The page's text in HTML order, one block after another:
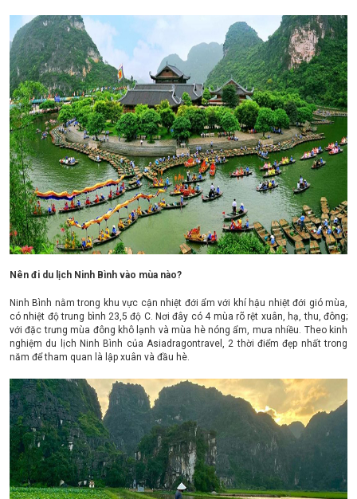
Nên đi du lịch Ninh Bình vào mùa nào?
Ninh Bình nằm trong khu vực cận nhiệt đới ẩm với khí hậu nhiệt đới gió mùa,
có nhiệt độ trung bình 23,5 độ C. Nơi đây có 4 mùa rõ rệt xuân, hạ, thu, đông;
với đặc trưng mùa đông khô lạnh và mùa hè nóng ẩm, mưa nhiều. Theo kinh
nghiệm du lịch Ninh Bình của Asiadragontravel, 2 thời điểm đẹp nhất trong
năm để tham quan là lập xuân và đầu hè.